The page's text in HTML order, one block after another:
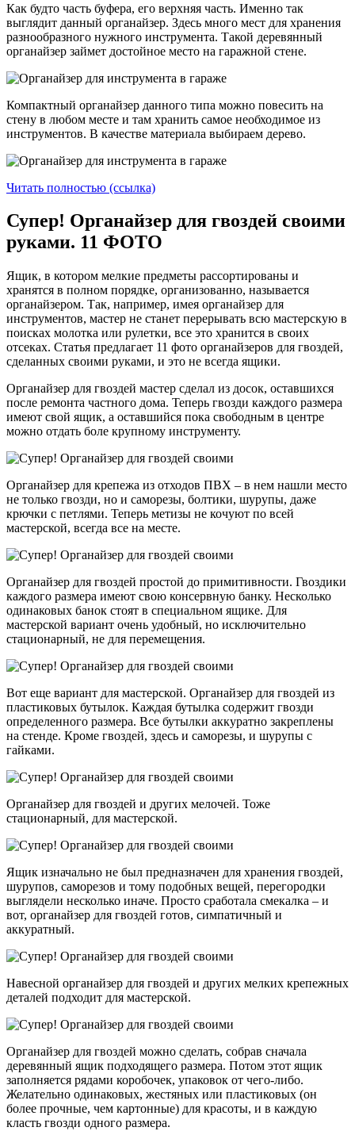
Как будто часть буфера, его верхняя часть. Именно так
выглядит данный органайзер. Здесь много мест для хранения
разнообразного нужного инструмента. Такой деревянный
органайзер займет достойное место на гаражной стене.
Компактный органайзер данного типа можно повесить на
стену в любом месте и там хранить самое необходимое из
инструментов. В качестве материала выбираем дерево.
Читать полностью (ссылка)
Супер! Органайзер для гвоздей своими
руками. 11 ФОТО
Ящик, в котором мелкие предметы рассортированы и
хранятся в полном порядке, организованно, называется
органайзером. Так, например, имея органайзер для
инструментов, мастер не станет перерывать всю мастерскую в
поисках молотка или рулетки, все это хранится в своих
отсеках. Статья предлагает 11 фото органайзеров для гвоздей,
сделанных своими руками, и это не всегда ящики.
Органайзер для гвоздей мастер сделал из досок, оставшихся
после ремонта частного дома. Теперь гвозди каждого размера
имеют свой ящик, а оставшийся пока свободным в центре
можно отдать боле крупному инструменту.
Органайзер для крепежа из отходов ПВХ – в нем нашли место
не только гвозди, но и саморезы, болтики, шурупы, даже
крючки с петлями. Теперь метизы не кочуют по всей
мастерской, всегда все на месте.
Органайзер для гвоздей простой до примитивности. Гвоздики
каждого размера имеют свою консервную банку. Несколько
одинаковых банок стоят в специальном ящике. Для
мастерской вариант очень удобный, но исключительно
стационарный, не для перемещения.
Вот еще вариант для мастерской. Органайзер для гвоздей из
пластиковых бутылок. Каждая бутылка содержит гвозди
определенного размера. Все бутылки аккуратно закреплены
на стенде. Кроме гвоздей, здесь и саморезы, и шурупы с
гайками.
Органайзер для гвоздей и других мелочей. Тоже
стационарный, для мастерской.
Ящик изначально не был предназначен для хранения гвоздей,
шурупов, саморезов и тому подобных вещей, перегородки
выглядели несколько иначе. Просто сработала смекалка – и
вот, органайзер для гвоздей готов, симпатичный и
аккуратный.
Навесной органайзер для гвоздей и других мелких крепежных
деталей подходит для мастерской.
Органайзер для гвоздей можно сделать, собрав сначала
деревянный ящик подходящего размера. Потом этот ящик
заполняется рядами коробочек, упаковок от чего-либо.
Желательно одинаковых, жестяных или пластиковых (он
более прочные, чем картонные) для красоты, и в каждую
класть гвозди одного размера.